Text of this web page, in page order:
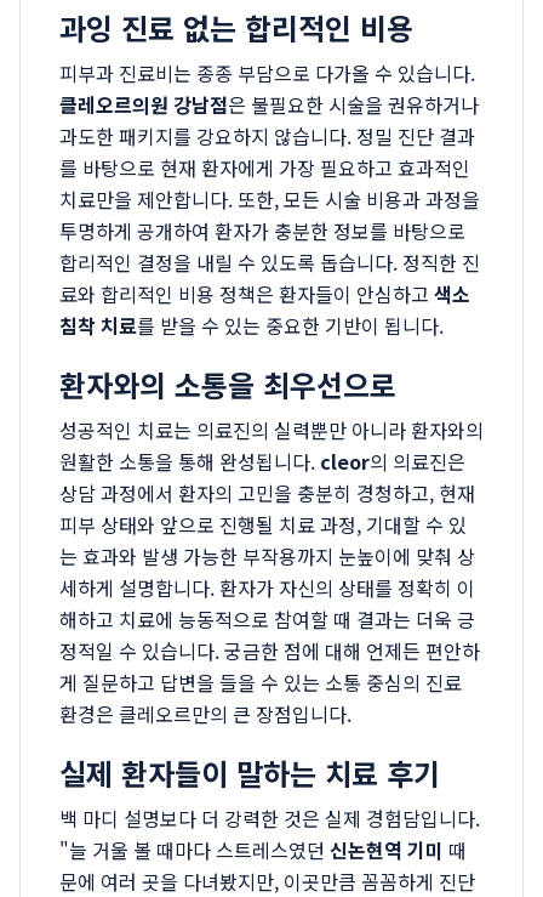
과잉 진료 없는 합리적인 비용
피부과 진료비는 종종 부담으로 다가올 수 있습니다.
클레오르의원 강남점은 불필요한 시술을 권유하거나
과도한 패키지를 강요하지 않습니다. 정밀 진단 결과
를 바탕으로 현재 환자에게 가장 필요하고 효과적인
치료만을 제안합니다. 또한, 모든 시술 비용과 과정을
투명하게 공개하여 환자가 충분한 정보를 바탕으로
합리적인 결정을 내릴 수 있도록 돕습니다. 정직한 진
료와 합리적인 비용 정책은 환자들이 안심하고 색소
침착 치료를 받을 수 있는 중요한 기반이 됩니다.
환자와의 소통을 최우선으로
성공적인 치료는 의료진의 실력뿐만 아니라 환자와의
원활한 소통을 통해 완성됩니다. cleor의 의료진은
상담 과정에서 환자의 고민을 충분히 경청하고, 현재
피부 상태와 앞으로 진행될 치료 과정, 기대할 수 있
는 효과와 발생 가능한 부작용까지 눈높이에 맞춰 상
세하게 설명합니다. 환자가 자신의 상태를 정확히 이
해하고 치료에 능동적으로 참여할 때 결과는 더욱 긍
정적일 수 있습니다. 궁금한 점에 대해 언제든 편안하
게 질문하고 답변을 들을 수 있는 소통 중심의 진료
환경은 클레오르만의 큰 장점입니다.
실제 환자들이 말하는 치료 후기
백 마디 설명보다 더 강력한 것은 실제 경험담입니다.
"늘 거울 볼 때마다 스트레스였던 신논현역 기미 때
문에 여러 곳을 다녀봤지만, 이곳만큼 꼼꼼하게 진단